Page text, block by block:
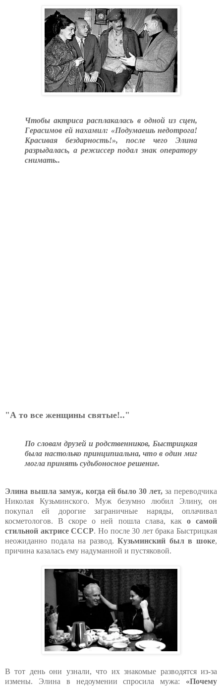
Чтобы актриса расплакалась в одной из сцен,
Герасимов ей нахамил: «Подумаешь недотрога!
Красивая бездарность!», после чего Элина
разрыдалась, а режиссер подал знак оператору
снимать..
"А то все женщины святые!.."
По словам друзей и родственников, Быстрицкая
была настолько принципиальна, что в один миг
могла принять судьбоносное решение.
Элина вышла замуж, когда ей было 30 лет, за переводчика
Николая Кузьминского. Муж безумно любил Элину, он
покупал ей дорогие заграничные наряды, оплачивал
косметологов. В скоре о ней пошла слава, как о самой
стильной актрисе СССР. Но после 30 лет брака Быстрицкая
неожиданно подала на развод.Кузьминский был в шоке,
причина казалась ему надуманной и пустяковой.
В тот день они узнали, что их знакомые разводятся из-за
измены. Элина в недоумении спросила мужа: «Почему